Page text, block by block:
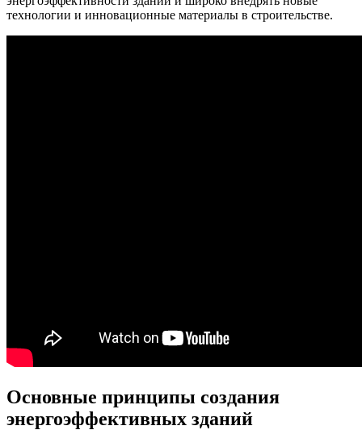
технологии и инновационные материалы в строительстве.
Основные принципы создания
энергоэффективных зданий